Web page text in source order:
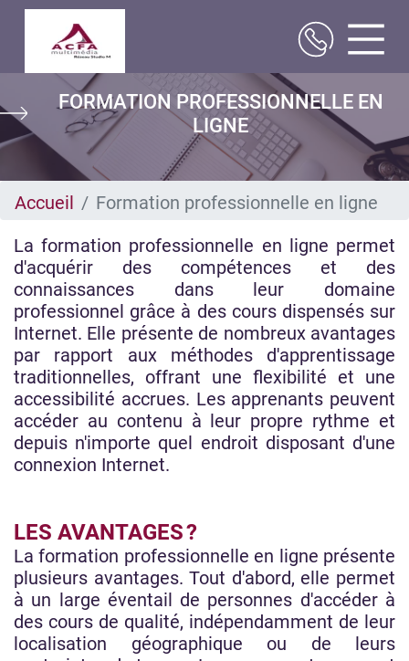
contenu
principal
FORMATION PROFESSIONNELLE EN
LIGNE
Accueil
Formation professionnelle en ligne
La formation professionnelle en ligne permet
d'acquérir des compétences et des
connaissances dans leur domaine
professionnel grâce à des cours dispensés sur
Internet. Elle présente de nombreux avantages
par rapport aux méthodes d'apprentissage
traditionnelles, offrant une flexibilité et une
accessibilité accrues. Les apprenants peuvent
accéder au contenu à leur propre rythme et
depuis n'importe quel endroit disposant d'une
connexion Internet.
LES AVANTAGES ?
La formation professionnelle en ligne présente
plusieurs avantages. Tout d'abord, elle permet
à un large éventail de personnes d'accéder à
des cours de qualité, indépendamment de leur
localisation géographique ou de leurs